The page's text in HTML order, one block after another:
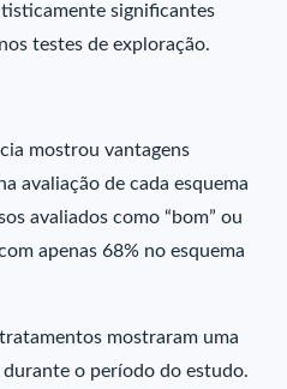
significantes
testes de exploração.
mostrou vantagens
avaliação de cada esquema
avaliados como “bom” ou
apenas 68% no esquema
mostraram uma
o período do estudo.